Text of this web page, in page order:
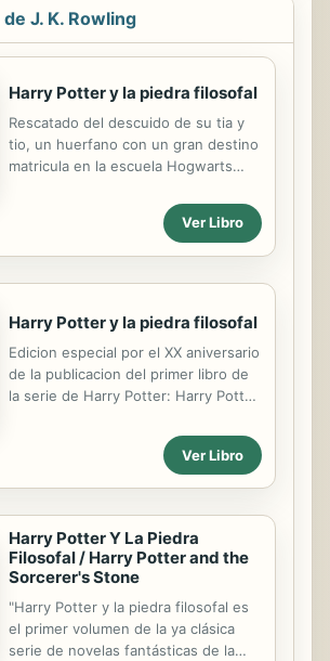
J. K. Rowling
Harry Potter y la piedra filosofal
Rescatado del descuido de su tia y
tio, un huerfano con un gran destino
matricula en la escuela Hogwarts
Ver Libro
Harry Potter y la piedra filosofal
Edicion especial por el XX aniversario
de la publicacion del primer libro de
la serie de Harry Potter: Harry Potter
que contienen cada uno el texto
integro mas material extra con
aproximadamente. Es decir, el
material extra es diferente en cada
Ver Libro
Harry Potter Y La Piedra
Filosofal / Harry Potter and the
Sorcerer's Stone
"Harry Potter y la piedra filosofal es
el primer volumen de la ya clásica
serie de novelas fantásticas de la